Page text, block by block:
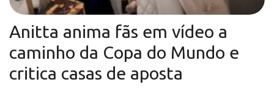
Anitta anima fãs em vídeo a
caminho da Copa do Mundo e
critica casas de aposta